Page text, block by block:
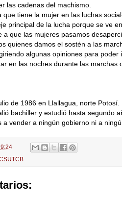
las cadenas del machismo.
que tiene la mujer en las luchas
principal de la lucha porque se ve
a que las mujeres pasamos
quienes damos el sostén a las
algunas opiniones para
en las noches durante las marchas
de 1986 en Llallagua, norte Potosí.
bachiller y estudió hasta segundo
a vender a ningún gobierno ni a
9:24